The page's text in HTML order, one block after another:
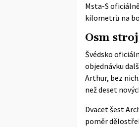
Msta-S
kilometrů na
Osm
Švédsko
objednávku
Arthur, bez
než deset
Dvacet šest
poměr